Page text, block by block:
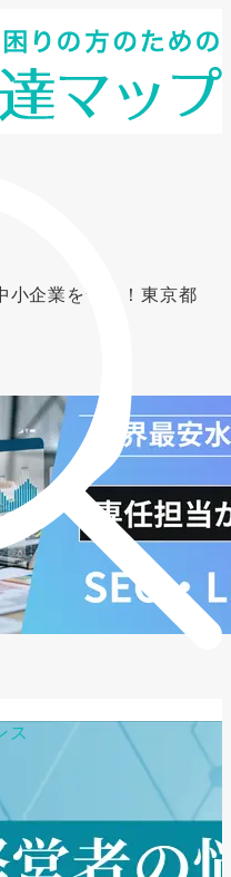
ス
小企業を守る！東京都